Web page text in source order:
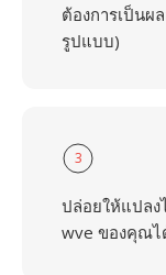
ต้องการเป็นผ
รูปแบบ)
3
ปล่อยให้แปล
wve ของคุณไ